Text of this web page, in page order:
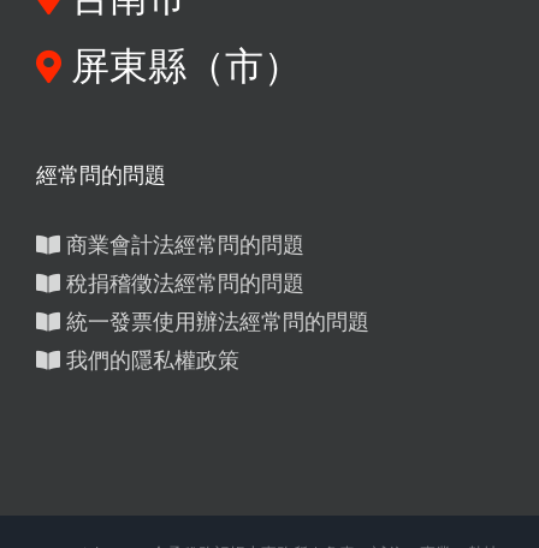
屏東縣（市）
經常問的問題
商業會計法經常問的問題
稅捐稽徵法經常問的問題
統一發票使用辦法經常問的問題
我們的隱私權政策